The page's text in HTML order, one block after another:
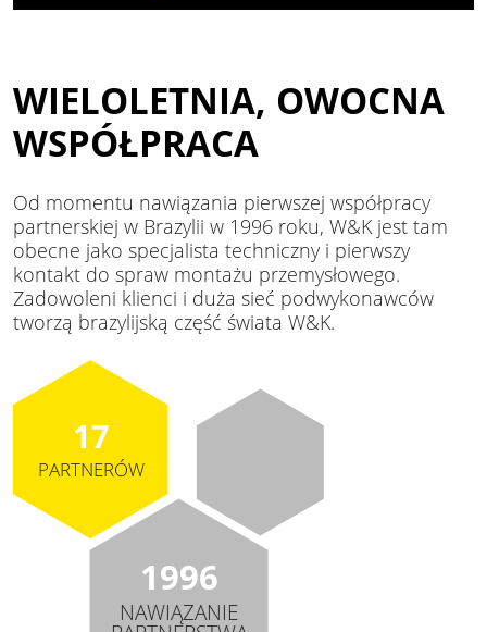
WIELOLETNIA, OWOCNA
WSPÓŁPRACA
Od momentu nawiązania pierwszej współpracy
partnerskiej w Brazylii w 1996 roku, W&K jest tam
obecne jako specjalista techniczny i pierwszy
kontakt do spraw montażu przemysłowego.
Zadowoleni klienci i duża sieć podwykonawców
tworzą brazylijską część świata W&K.
1996
NAWIĄZANIE
17
PARTNERÓW